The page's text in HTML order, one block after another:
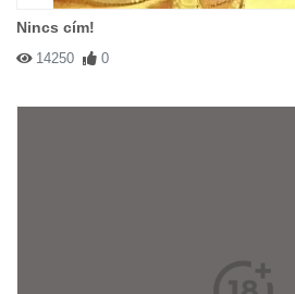
Nincs cím!
14250 0